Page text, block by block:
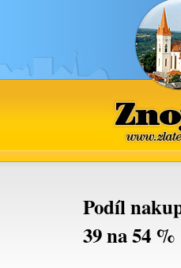
Podíl
39 na 54 %